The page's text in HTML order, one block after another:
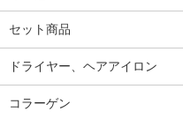
セット商品
ドライヤー、ヘアアイロン
コラーゲン